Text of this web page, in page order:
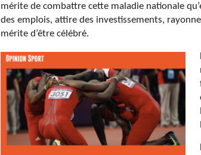
mérite de combattre cette maladie nationale
des emplois, attire des investissements,
mérite d’être célébré.